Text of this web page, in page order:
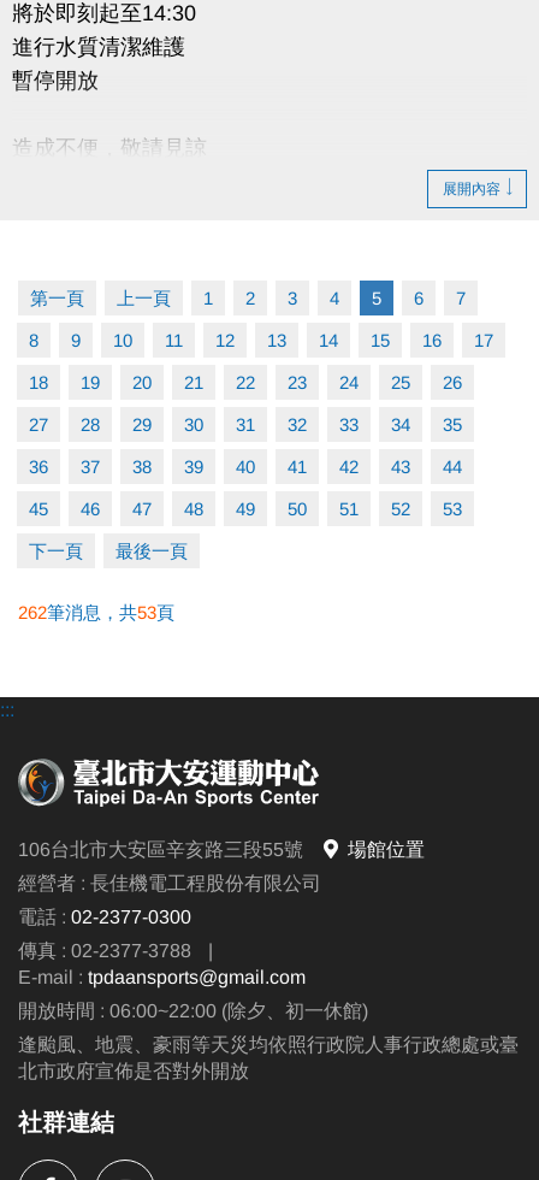
將於即刻起至14:30
進行水質清潔維護
暫停開放
造成不便，敬請見諒
展開內容
第一頁 上一頁 1 2 3 4 5 6 7
8 9 10 11 12 13 14 15 16 17
18 19 20 21 22 23 24 25 26
27 28 29 30 31 32 33 34 35
36 37 38 39 40 41 42 43 44
45 46 47 48 49 50 51 52 53
下一頁 最後一頁
262筆消息，共53頁
:::
106台北市大安區辛亥路三段55號
場館位置
經營者 : 長佳機電工程股份有限公司
電話 : 02-2377-0300
傳真 : 02-2377-3788
|
E-mail : tpdaansports@gmail.com
開放時間 : 06:00~22:00 (除夕、初一休館)
逢颱風、地震、豪雨等天災均依照行政院人事行政總處或臺
北市政府宣佈是否對外開放
社群連結